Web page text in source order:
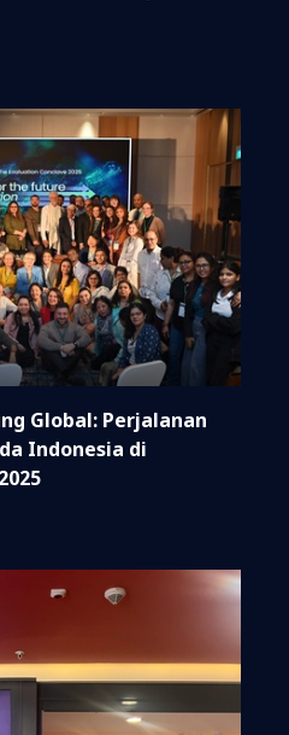
Global: Perjalanan
Indonesia di